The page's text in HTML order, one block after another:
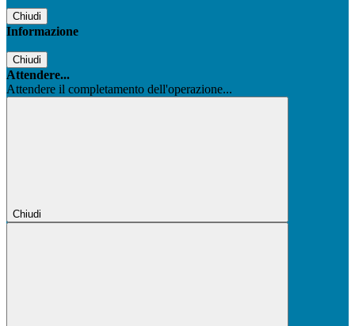
Chiudi
Informazione
Chiudi
Attendere...
Attendere il completamento dell'operazione...
Chiudi